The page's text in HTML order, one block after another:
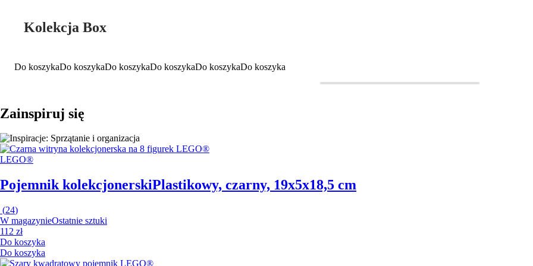
Kolekcja Box
Do koszykaDo koszykaDo koszykaDo koszykaDo koszykaDo koszyka
Zainspiruj się
LEGO®
Pojemnik kolekcjonerskiPlastikowy, czarny, 19x5x18,5 cm
(24)
W magazynieOstatnie sztuki
112 zł
Do koszyka
Do koszyka